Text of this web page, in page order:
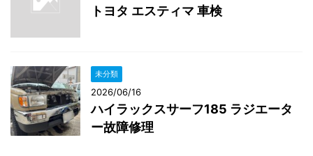
トヨタ エスティマ 車検
未分類
2026/06/16
ハイラックスサーフ185 ラジエータ
ー故障修理